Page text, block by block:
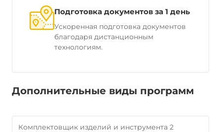
Подготовка документов за 1 день
Ускоренная подготовка документов
благодаря дистанционным
технологиям.
Дополнительные виды программ
Комплектовщик изделий и инструмента 2